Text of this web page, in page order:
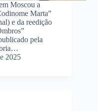
Moscou a
Marta”
e da reedição
pela
2025